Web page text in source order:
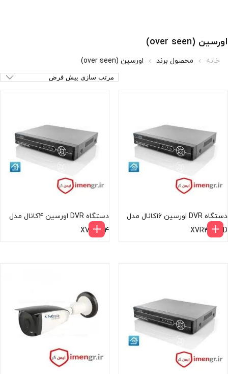
اورسین (over seen)
خانه محصول برند اورسین (over seen)
دستگاه DVR اورسین 16کانال مدل
XVR4216HD
دستگاه DVR اورسین 4کانال مدل
XVR4104